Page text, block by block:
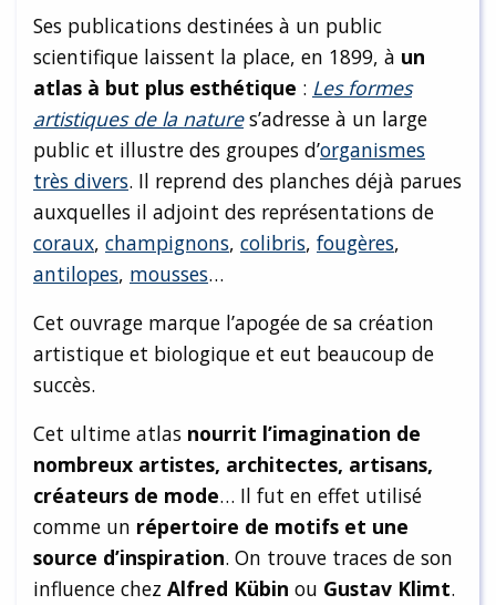
Ses publications destinées à un public
scientifique laissent la place, en 1899, à un
atlas à but plus esthétique : Les formes
artistiques de la natures’adresse à un large
public et illustre des groupes d’organismes
très divers. Il reprend des planches déjà parues
auxquelles il adjoint des représentations de
coraux, champignons, colibris, fougères,
antilopes, mousses…
Cet ouvrage marque l’apogée de sa création
artistique et biologique et eut beaucoup de
succès.
Cet ultime atlas nourrit l’imagination de
nombreux artistes, architectes, artisans,
créateurs de mode… Il fut en effet utilisé
comme un répertoire de motifs et une
source d’inspiration. On trouve traces de son
influence chez Alfred Kübin ou Gustav Klimt.